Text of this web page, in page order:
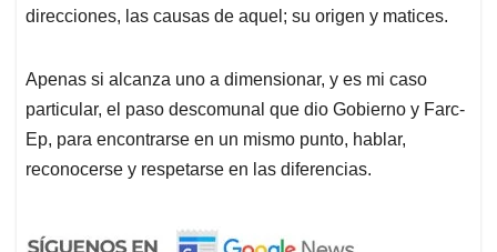
direcciones, las causas de aquel; su origen y matices.
Apenas si alcanza uno a dimensionar, y es mi caso
particular, el paso descomunal que dio Gobierno y Farc-
Ep, para encontrarse en un mismo punto, hablar,
reconocerse y respetarse en las diferencias.